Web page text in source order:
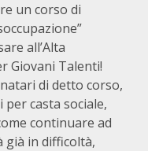
un corso di
all’Alta
Giovani Talenti!
di detto corso,
casta sociale,
continuare ad
già in difficoltà,